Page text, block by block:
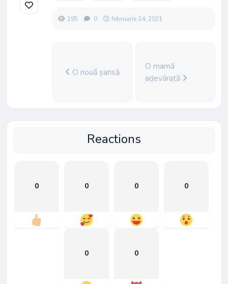
195 0 februarie 24, 2021
O nouă șansă
O mamă
adevărată
Reactions
0 0 0 0
0 0